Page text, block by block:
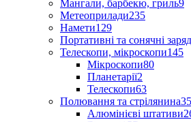
Мангали, барбекю, гриль9
Метеоприлади235
Намети129
Портативні та сонячні
Телескопи, мікроскопи145
Мікроскопи80
Планетарії2
Телескопи63
Полювання та стрілянина
Алюмінієві штативи